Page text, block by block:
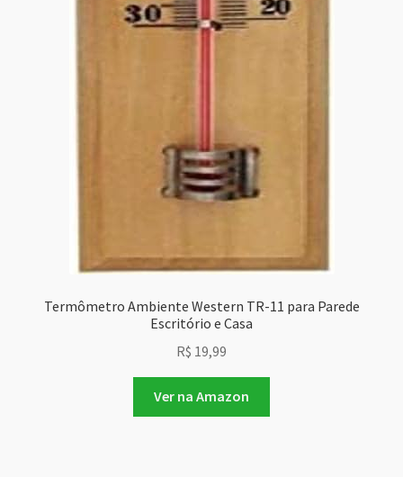
Termômetro Ambiente Western TR-11 para Parede
Escritório e Casa
R$ 19,99
Ver na Amazon